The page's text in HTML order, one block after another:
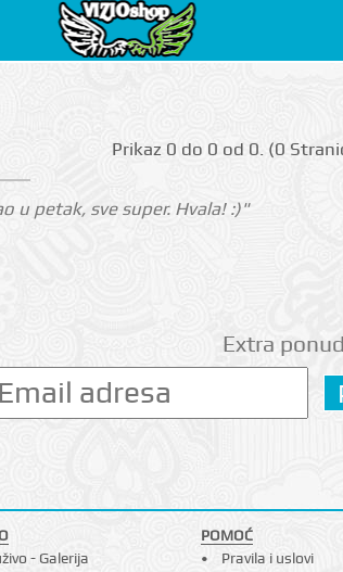
Prikаz 0 do 0 оd 0. (0
u petak, sve super. Hvala! :)"
Extra
- Galerija
POMOĆ
Pravila i uslovi